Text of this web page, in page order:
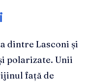
dintre Lasconi și
polarizate. Unii
față de